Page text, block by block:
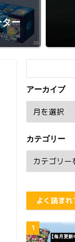
ー
アーカイブ
カテゴリー
よく読ま
1